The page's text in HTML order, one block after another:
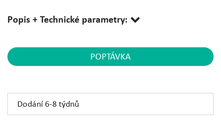
Popis + Technické parametry:
POPTÁVKA
Dodání 6-8 týdnů